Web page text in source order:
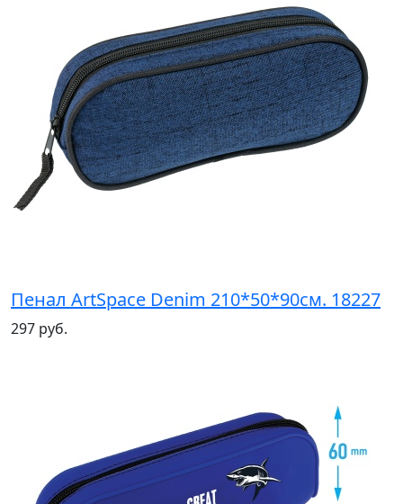
Пенал ArtSpace Denim 210*50*90см. 18227
297 руб.